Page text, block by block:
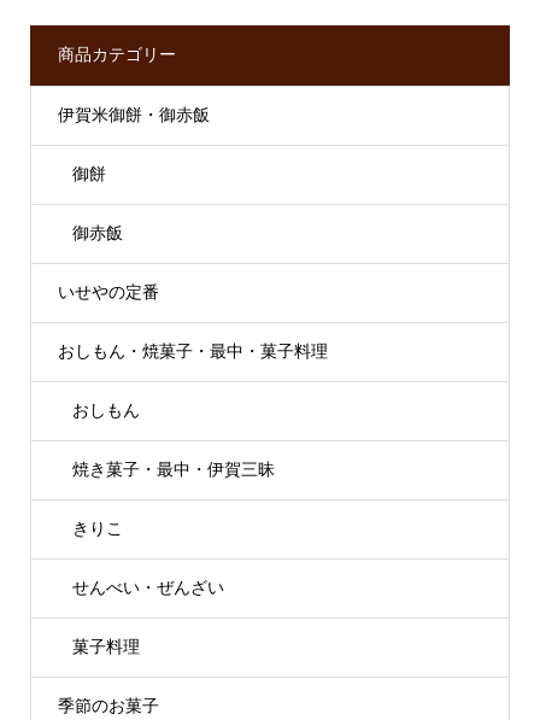
商品カテゴリー
伊賀米御餅・御赤飯
御餅
御赤飯
いせやの定番
おしもん・焼菓子・最中・菓子料理
おしもん
焼き菓子・最中・伊賀三昧
きりこ
せんべい・ぜんざい
菓子料理
季節のお菓子